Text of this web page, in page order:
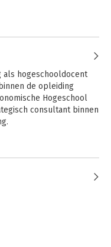
hogeschooldocent
de opleiding
Hogeschool
consultant binnen